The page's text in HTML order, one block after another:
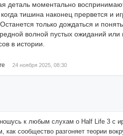
деталь моментально
тишина наконец прервется и
только дождаться и
волной пустых ожиданий или
в истории.
24 ноября 2025, 08:30
к любым слухам о Half Life 3 с
как сообщество разгоняет теории